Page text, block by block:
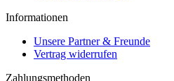
Informationen
Unsere Partner & Freunde
Vertrag widerrufen
Zahlungsmethoden